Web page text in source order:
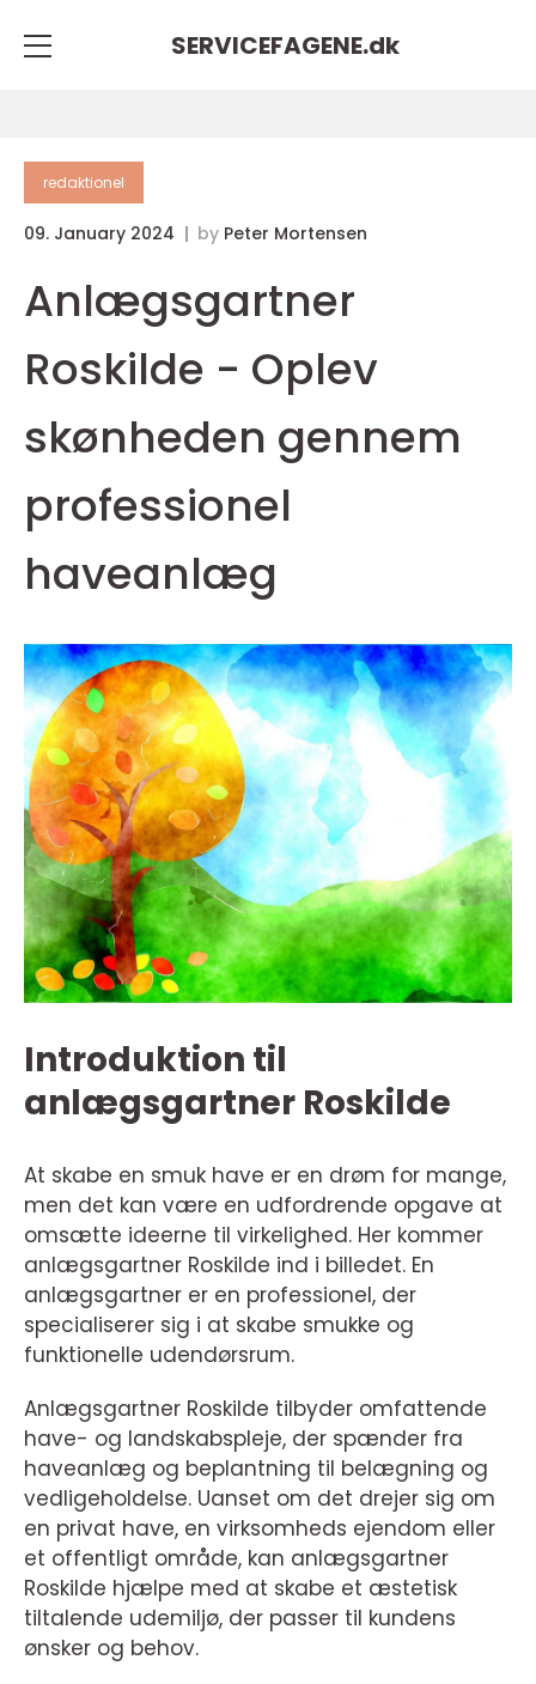
SERVICEFAGENE.dk
redaktionel
09. January 2024 by Peter Mortensen
Anlægsgartner
Roskilde - Oplev
skønheden gennem
professionel
haveanlæg
Introduktion til
anlægsgartner Roskilde
At skabe en smuk have er en drøm for mange,
men det kan være en udfordrende opgave at
omsætte ideerne til virkelighed. Her kommer
anlægsgartner Roskilde ind i billedet. En
anlægsgartner er en professionel, der
specialiserer sig i at skabe smukke og
funktionelle udendørsrum.
Anlægsgartner Roskilde tilbyder omfattende
have- og landskabspleje, der spænder fra
haveanlæg og beplantning til belægning og
vedligeholdelse. Uanset om det drejer sig om
en privat have, en virksomheds ejendom eller
et offentligt område, kan anlægsgartner
Roskilde hjælpe med at skabe et æstetisk
tiltalende udemiljø, der passer til kundens
ønsker og behov.